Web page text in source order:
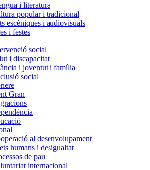
i literatura
popular i tradicional
escèniques i audiovisuals
i festes
social
i discapacitat
i joventut i família
social
Gran
al desenvolupament
humans i desigualtat
de pau
internacional